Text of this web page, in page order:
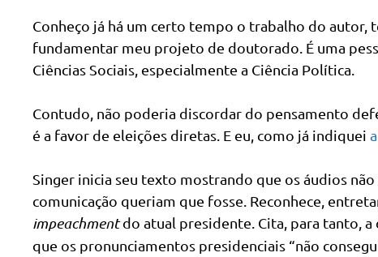
Conheço já há um certo tempo o trabalho do autor,
fundamentar meu projeto de doutorado. É uma
Ciências Sociais, especialmente a Ciência Política.
Contudo, não poderia discordar do pensamento
é a favor de eleições diretas. E eu, como já indiquei
Singer inicia seu texto mostrando que os áudios
comunicação queriam que fosse. Reconhece,
impeachmentdo atual presidente. Cita, para tanto, a
que os pronunciamentos presidenciais “não